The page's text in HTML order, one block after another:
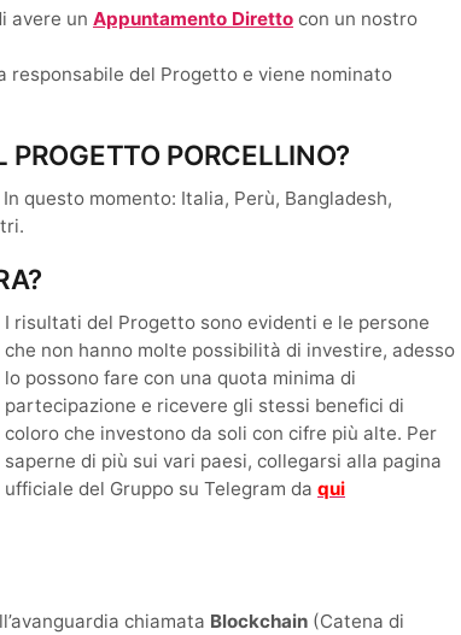
avere un Appuntamento Diretto con un nostro
responsabile del Progetto e viene nominato
PORCELLINO?
questo momento: Italia, Perù, Bangladesh,
I risultati del Progetto sono evidenti e le persone
che non hanno molte possibilità di investire, adesso
lo possono fare con una quota minima di
partecipazione e ricevere gli stessi benefici di
coloro che investono da soli con cifre più alte. Per
saperne di più sui vari paesi, collegarsi alla pagina
ufficiale del Gruppo su Telegram da qui
chiamata Blockchain (Catena di